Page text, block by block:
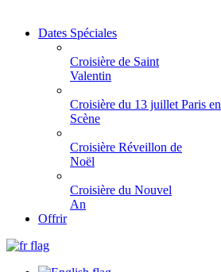
Dates Spéciales
Croisière de Saint
Valentin
Croisière du 13 juillet Paris en
Scène
Croisière Réveillon de
Noël
Croisière du Nouvel
An
Offrir